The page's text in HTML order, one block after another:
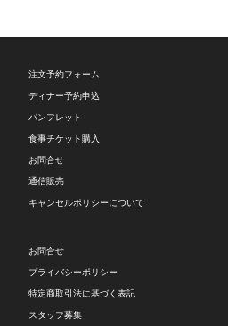
注文予約フォーム
ディナー予約申込
パンフレット
食事チケット購入
お問合せ
通信販売
キャンセルポリシーについて
お問合せ
プライバシーポリシー
特定商取引法に基づく表記
スタッフ募集